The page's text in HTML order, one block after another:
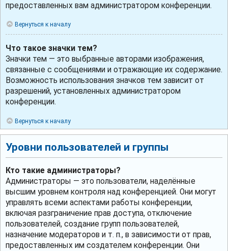
предоставленных вам администратором конференции.
Вернуться к началу
Что такое значки тем?
Значки тем — это выбранные авторами изображения,
связанные с сообщениями и отражающие их содержание.
Возможность использования значков тем зависит от
разрешений, установленных администратором
конференции.
Вернуться к началу
Уровни пользователей и группы
Кто такие администраторы?
Администраторы — это пользователи, наделённые
высшим уровнем контроля над конференцией. Они могут
управлять всеми аспектами работы конференции,
включая разграничение прав доступа, отключение
пользователей, создание групп пользователей,
назначение модераторов и т. п., в зависимости от прав,
предоставленных им создателем конференции. Они